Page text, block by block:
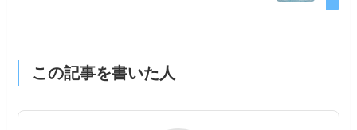
この記事を書いた人